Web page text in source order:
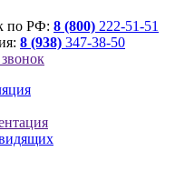
по РФ: 8 (800) 222-51-51
8 (938) 347-38-50